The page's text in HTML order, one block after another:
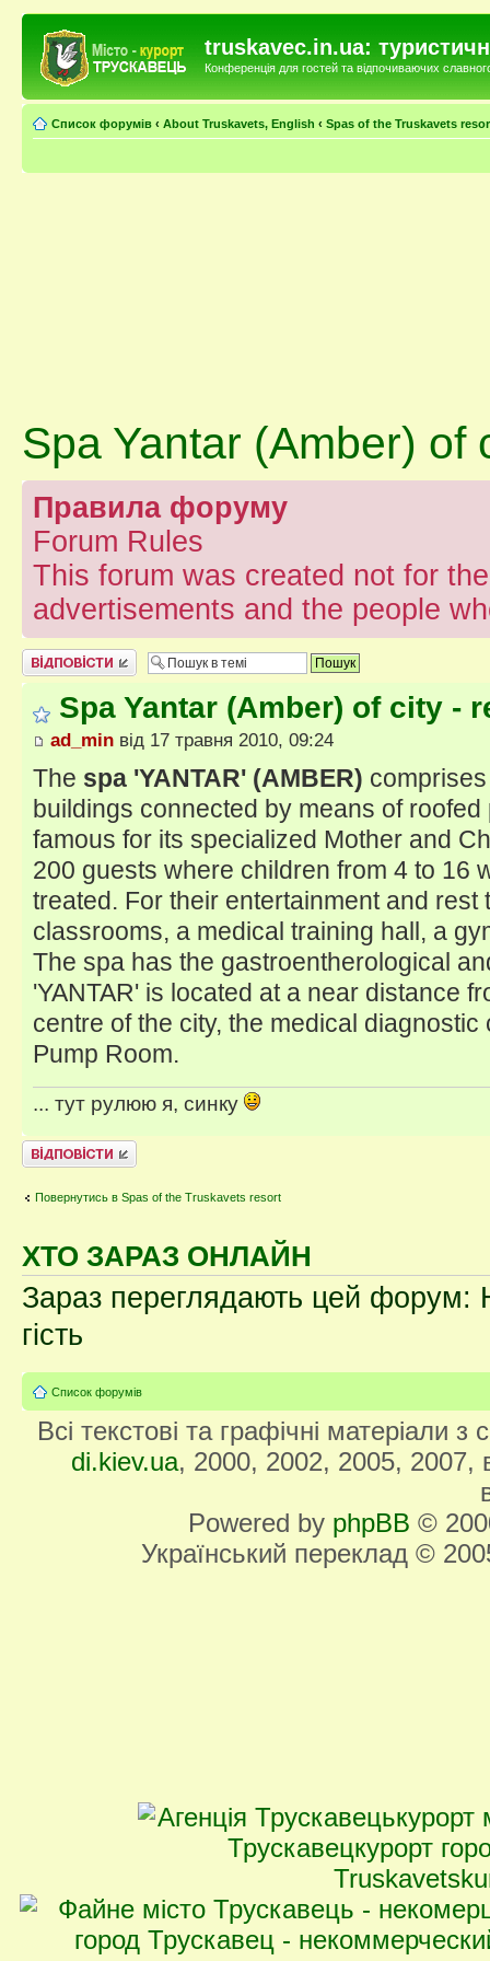
truskavec.in.ua:
Конференція для гостей та відпочиваючих
Список форумів ‹ About Truskavets, English ‹ Spas of the Truskavets
Spa Yantar (Amber) of
Правила форуму
Forum Rules
This forum was created not for
advertisements and the people
Відповісти
Spa Yantar (Amber) of city -
ad_min від 17 травня 2010, 09:24
The spa 'YANTAR' (AMBER)
buildings connected by means of
famous for its specialized Mother and
200 guests where children from 4 to 16
treated. For their entertainment and
classrooms, a medical training hall, a
The spa has the gastroentherological
'YANTAR' is located at a near distance
centre of the city, the medical
Pump Room.
... тут рулюю я, синку
Відповісти
Повернутись в Spas of the Truskavets resort
ХТО ЗАРАЗ ОНЛАЙН
Зараз переглядають цей форум:
гість
Список форумів
Всі текстові та графічні матеріали
di.kiev.ua, 2000, 2002, 2005, 2007,
Powered by phpBB ©
Український переклад ©